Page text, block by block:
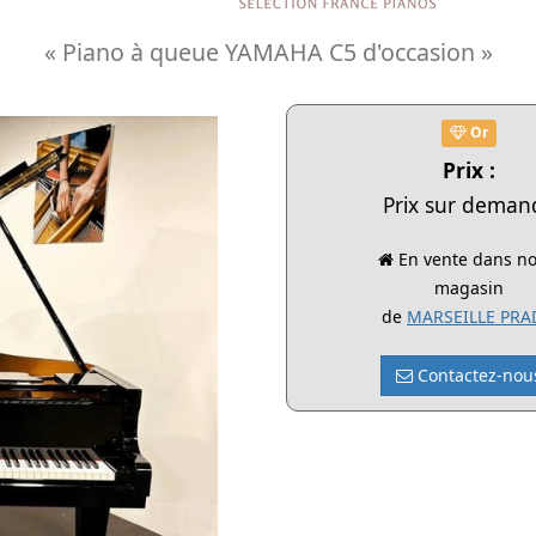
« Piano à queue YAMAHA C5 d'occasion »
Or
Prix :
Prix sur
En vente dans
magasin
de MARSEILLE
Contactez-